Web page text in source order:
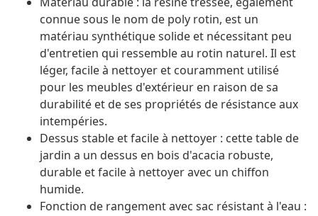
connue sous le nom de poly rotin, est un
matériau synthétique solide et nécessitant peu
d'entretien qui ressemble au rotin naturel. Il est
léger, facile à nettoyer et couramment utilisé
pour les meubles d'extérieur en raison de sa
durabilité et de ses propriétés de résistance aux
intempéries.
Dessus stable et facile à nettoyer : cette table de
jardin a un dessus en bois d'acacia robuste,
durable et facile à nettoyer avec un chiffon
humide.
Fonction de rangement avec sac résistant à l'eau :